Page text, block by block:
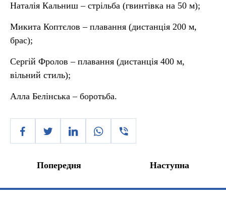
Наталія Кальниш – стрільба (гвинтівка на 50 м);
Микита Коптєлов – плавання (дистанція 200 м,
брас);
Сергій Фролов – плавання (дистанція 400 м,
вільний стиль);
Алла Белінська – боротьба.
Попередня Наступна